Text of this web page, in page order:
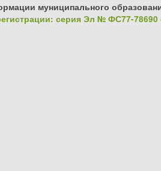
муниципального
серия Эл № ФС77-78690